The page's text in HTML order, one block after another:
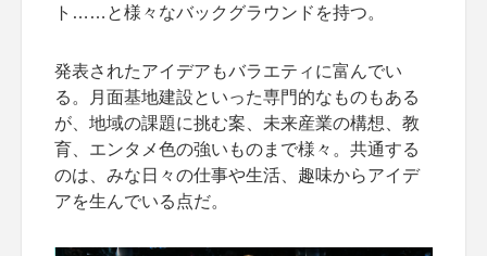
ト……と様々なバックグラウンドを持つ。
発表されたアイデアもバラエティに富んでい
る。月面基地建設といった専門的なものもある
が、地域の課題に挑む案、未来産業の構想、教
育、エンタメ色の強いものまで様々。共通する
のは、みな日々の仕事や生活、趣味からアイデ
アを生んでいる点だ。